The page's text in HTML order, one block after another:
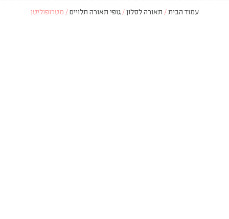
עמוד הבית/ תאורה לסלון/גופי תאורה תלויים/ מטרופוליטן